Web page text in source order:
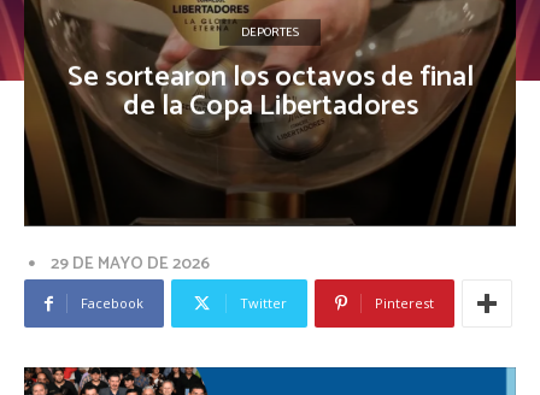
DEPORTES
Se sortearon los octavos de final
de la Copa Libertadores
29 DE MAYO DE 2026
Facebook Twitter Pinterest